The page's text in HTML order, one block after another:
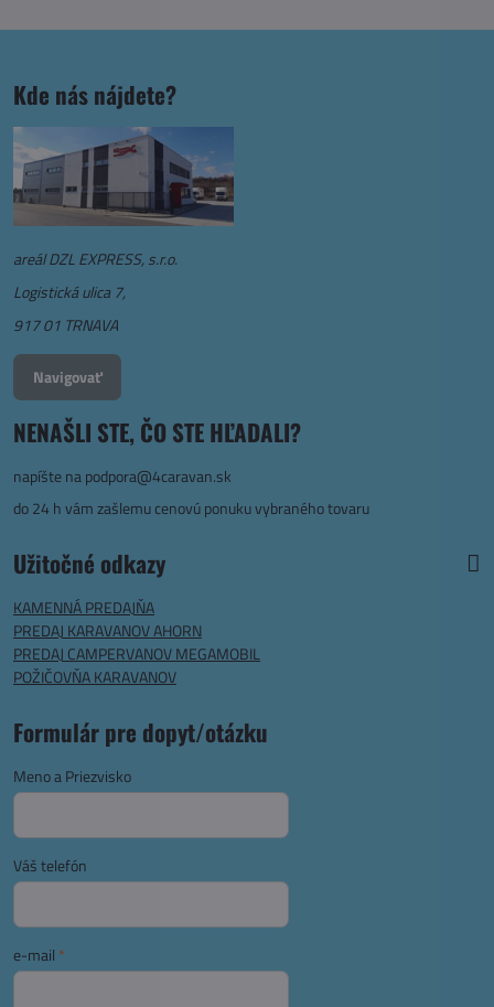
Kde nás nájdete?
areál DZL EXPRESS, s.r.o.
Logistická ulica 7,
917 01 TRNAVA
Navigovať
NENAŠLI STE, ČO STE HĽADALI?
napíšte napodpora@4caravan.sk
do 24 h vám zašlemu cenovú ponuku vybraného tovaru
Užitočné odkazy
KAMENNÁ PREDAJŇA
PREDAJ KARAVANOV AHORN
PREDAJ CAMPERVANOV MEGAMOBIL
POŽIČOVŇA KARAVANOV
Formulár pre dopyt/otázku
Meno a Priezvisko
Váš telefón
e-mail *